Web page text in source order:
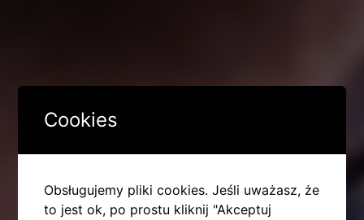
Cookies
Obsługujemy pliki cookies. Jeśli uważasz, że
to jest ok, po prostu kliknij "Akceptuj